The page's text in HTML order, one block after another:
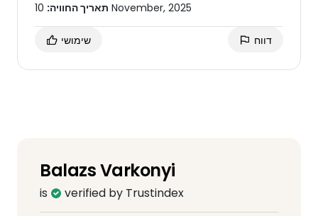
תאריך החוויה: 10 November, 2025
שימושי דווח
Balazs Varkonyi
is verified by Trustindex